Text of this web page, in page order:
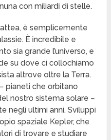
con miliardi di stelle.
è semplicemente
È incredibile e
sia grande l’universo, e
su dove ci collochiamo
altrove oltre la Terra.
pianeti che orbitano
nostro sistema solare –
negli ultimi anni. Sviluppi
spaziale Kepler, che
di trovare e studiare